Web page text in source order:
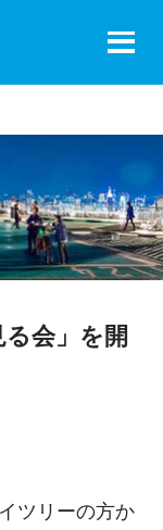
会」を開
ツリーの方か